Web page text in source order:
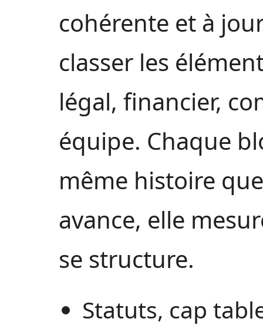
cohérente et à
classer les
légal, financier,
équipe. Chaque
même histoire
avance, elle
se structure.
Statuts, cap